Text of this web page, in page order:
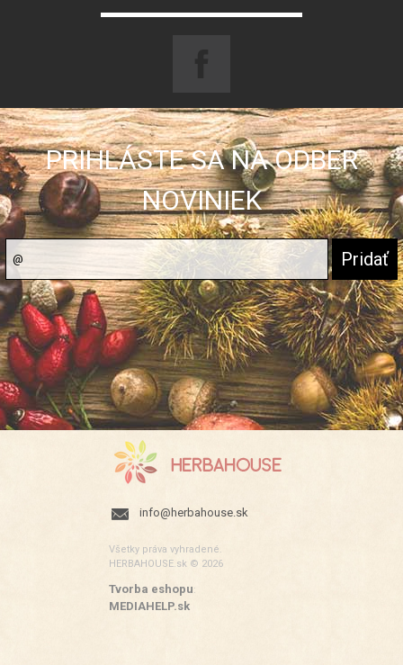
PRIHLÁSTE SA NA ODBER
NOVINIEK
info@herbahouse.sk
Všetky práva vyhradené.
HERBAHOUSE.sk © 2026
Tvorba eshopu:
MEDIAHELP.sk